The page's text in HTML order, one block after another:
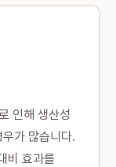
인해 생산성
가 많습니다.
비 효과를